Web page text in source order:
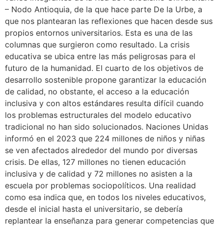
– Nodo Antioquia, de la que hace parte De la Urbe, a
que nos plantearan las reflexiones que hacen desde sus
propios entornos universitarios. Esta es una de las
columnas que surgieron como resultado. La crisis
educativa se ubica entre las más peligrosas para el
futuro de la humanidad. El cuarto de los objetivos de
desarrollo sostenible propone garantizar la educación
de calidad, no obstante, el acceso a la educación
inclusiva y con altos estándares resulta difícil cuando
los problemas estructurales del modelo educativo
tradicional no han sido solucionados. Naciones Unidas
informó en el 2023 que 224 millones de niños y niñas
se ven afectados alrededor del mundo por diversas
crisis. De ellas, 127 millones no tienen educación
inclusiva y de calidad y 72 millones no asisten a la
escuela por problemas sociopolíticos. Una realidad
como esa indica que, en todos los niveles educativos,
desde el inicial hasta el universitario, se debería
replantear la enseñanza para generar competencias que